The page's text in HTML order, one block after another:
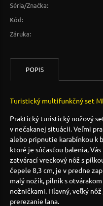
Séria/Značka:
Kód:
Záruka:
POPIS
Turistický multifunkčný set
Praktický turistický nožový
v nečakanej situácii. Veľmi
alebo pripnutie karabínkou k
ktoré je súčasťou balenia,
zatvárací vreckový nôž s
čepele 8,3 cm, je v predne
malý nožík, pilník s
nožničkami. Hlavný, veľký
prerezanie lana.